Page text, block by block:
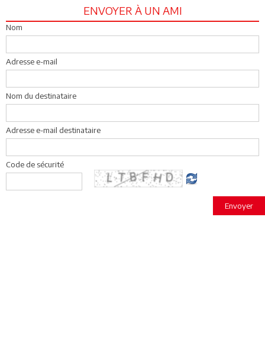
ENVOYER À UN AMI
Nom
Adresse e-mail
Nom du destinataire
Adresse e-mail destinataire
Code de sécurité
Envoyer